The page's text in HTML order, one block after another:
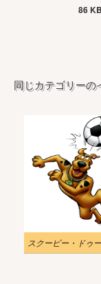
86 KB
同じカテゴリーの